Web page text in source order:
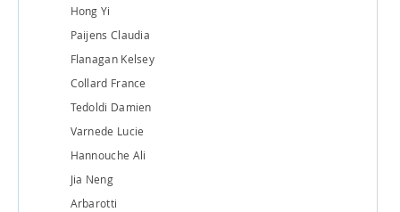
Hong Yi
Paijens Claudia
Flanagan Kelsey
Collard France
Tedoldi Damien
Varnede Lucie
Hannouche Ali
Jia Neng
Arbarotti